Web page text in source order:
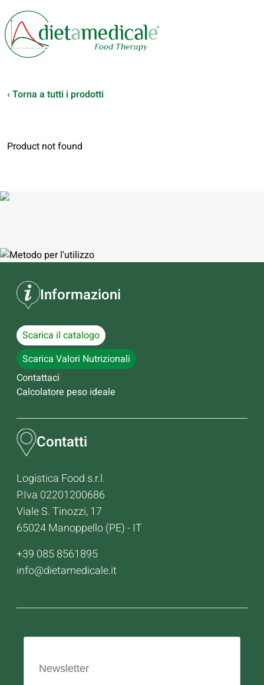
‹ Torna a tutti i prodotti
Product not found
Informazioni
Scarica il catalogo
Scarica Valori Nutrizionali
Contattaci
Calcolatore peso ideale
Contatti
Logistica Food s.r.l.
P.Iva 02201200686
Viale S. Tinozzi, 17
65024 Manoppello (PE) - IT
+39 085 8561895
info@dietamedicale.it
Newsletter